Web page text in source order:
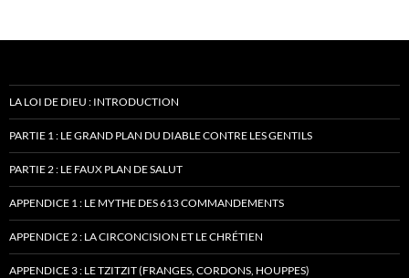
LA LOI DE DIEU : INTRODUCTION
PARTIE 1 : LE GRAND PLAN DU DIABLE CONTRE LES GENTILS
PARTIE 2 : LE FAUX PLAN DE SALUT
APPENDICE 1 : LE MYTHE DES 613 COMMANDEMENTS
APPENDICE 2 : LA CIRCONCISION ET LE CHRÉTIEN
APPENDICE 3 : LE TZITZIT (FRANGES, CORDONS, HOUPPES)